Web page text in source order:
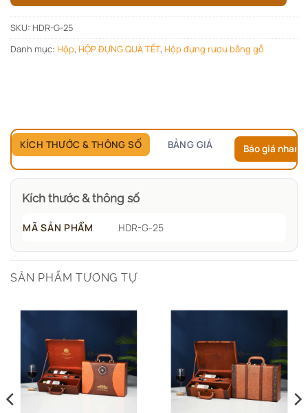
SKU: HDR-G-25
Danh mục: Hộp, HỘP ĐỰNG QUÀ TẾT, Hộp đựng rượu bằng gỗ
KÍCH THƯỚC & THÔNG SỐ BẢNG GIÁ Báo giá
Kích thước & thông số
MÃ SẢN PHẨM HDR-G-25
SẢN PHẨM TƯƠNG TỰ